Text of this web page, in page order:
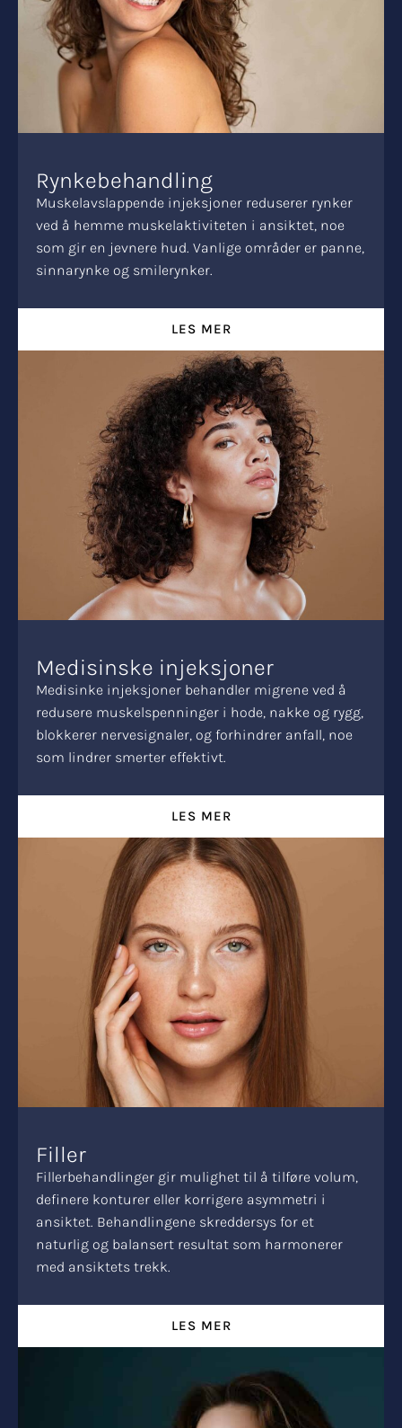
Rynkebehandling
Muskelavslappende injeksjoner reduserer rynker
ved å hemme muskelaktiviteten i ansiktet, noe
som gir en jevnere hud. Vanlige områder er panne,
sinnarynke og smilerynker.
LES MER
Medisinske injeksjoner
Medisinke injeksjoner behandler migrene ved å
redusere muskelspenninger i hode, nakke og rygg,
blokkerer nervesignaler, og forhindrer anfall, noe
som lindrer smerter effektivt.
LES MER
Filler
Fillerbehandlinger gir mulighet til å tilføre volum,
definere konturer eller korrigere asymmetri i
ansiktet. Behandlingene skreddersys for et
naturlig og balansert resultat som harmonerer
med ansiktets trekk.
LES MER